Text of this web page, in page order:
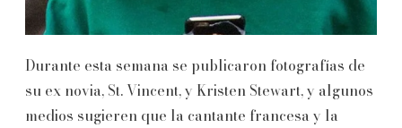
Durante esta semana se publicaron fotografías de
su ex novia, St. Vincent, y Kristen Stewart, y algunos
medios sugieren que la cantante francesa y la